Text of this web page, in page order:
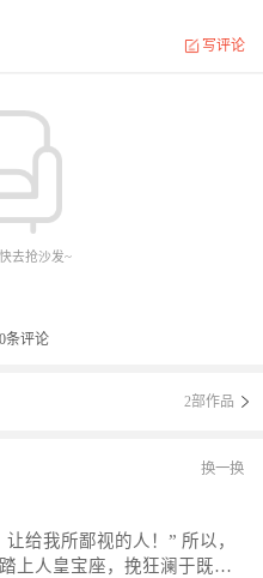
写评论
去抢沙发~
0条评论
2部作品
换一换
我所鄙视的人！” 所以，
上人皇宝座，挽狂澜于既